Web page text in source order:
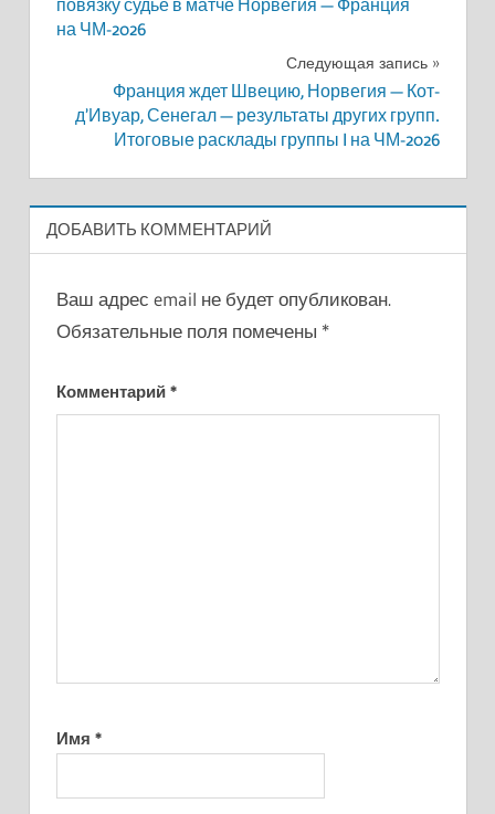
записям
повязку судье в матче Норвегия — Франция
на ЧМ-2026
Следующая запись
Франция ждет Швецию, Норвегия — Кот-
д’Ивуар, Сенегал — результаты других групп.
Итоговые расклады группы I на ЧМ-2026
ДОБАВИТЬ КОММЕНТАРИЙ
Ваш адрес email не будет опубликован.
Обязательные поля помечены *
Комментарий *
Имя *